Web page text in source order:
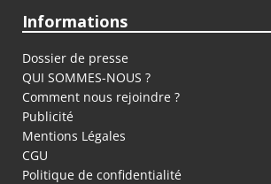
Informations
Dossier de presse
QUI SOMMES-NOUS ?
Comment nous rejoindre ?
Publicité
Mentions Légales
CGU
Politique de confidentialité